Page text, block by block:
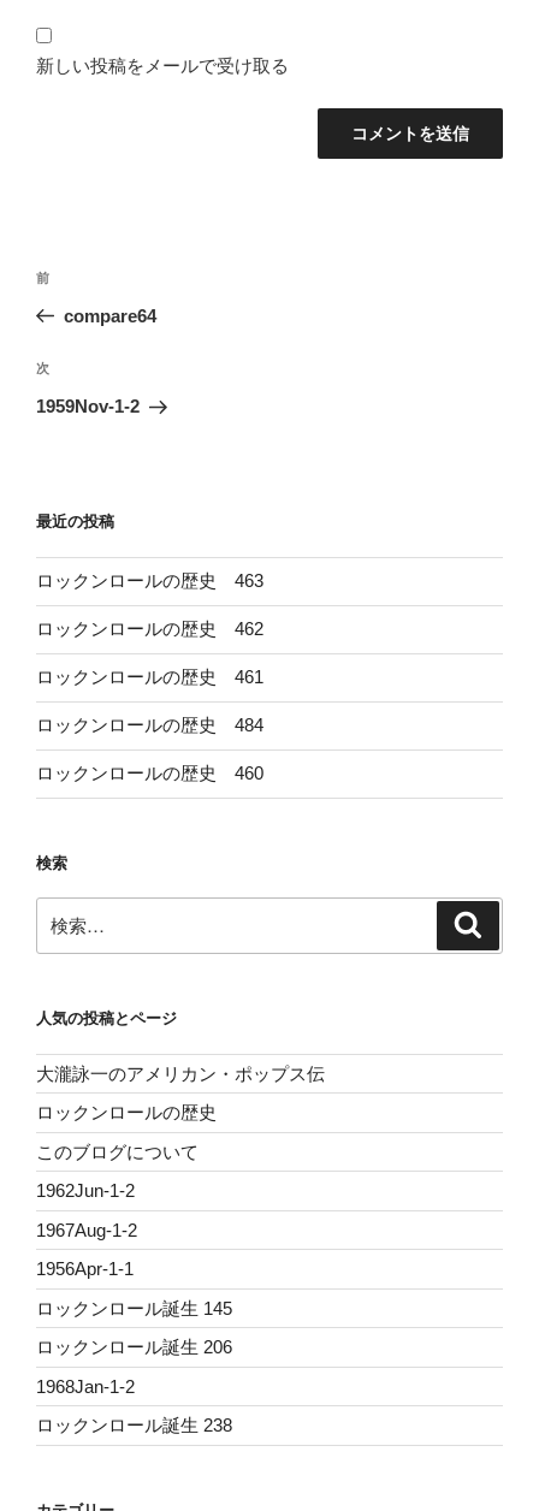
新しい投稿をメールで受け取る
投
ビ
ゲ
ン
前
の
稿
前
compare64
次
の
次
1959Nov-1-2
最近の投稿
ロックンロールの歴史 463
ロックンロールの歴史 462
ロックンロールの歴史 461
ロックンロールの歴史 484
ロックンロールの歴史 460
検索
索:
人気の投稿とページ
大瀧詠一のアメリカン・ポップス伝
ロックンロールの歴史
このブログについて
1962Jun-1-2
1967Aug-1-2
1956Apr-1-1
ロックンロール誕生 145
ロックンロール誕生 206
1968Jan-1-2
ロックンロール誕生 238